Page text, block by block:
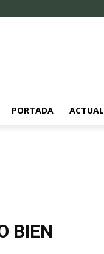
PORTADA
BIEN